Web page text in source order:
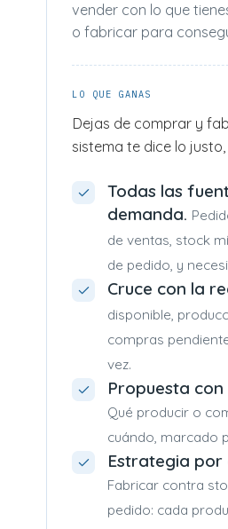
vender con lo que
o fabricar para
LO QUE GANAS
Dejas de comprar y
sistema te dice lo
Todas las
demanda.
de ventas, stock
de pedido, y
Cruce con la
disponible,
compras
vez.
Propuesta
Qué producir o
cuándo, marcado
Estrategia por
Fabricar contra
pedido: cada